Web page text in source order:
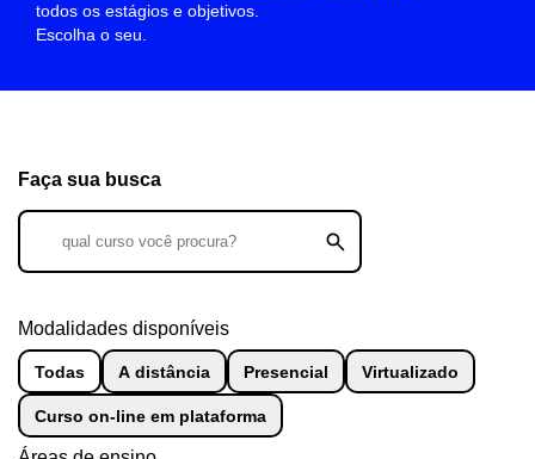
todos os estágios e objetivos.
Escolha o seu.
Faça sua busca
Modalidades disponíveis
Todas A distância Presencial Virtualizado
Curso on-line em plataforma